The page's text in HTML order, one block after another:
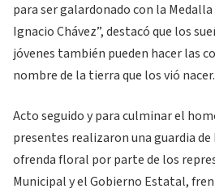
para ser galardonado con la
Ignacio Chávez”, destacó que los
jóvenes también pueden hacer las
nombre de la tierra que los vió nacer.
Acto seguido y para culminar el
presentes realizaron una guardia
ofrenda floral por parte de los
Municipal y el Gobierno Estatal,